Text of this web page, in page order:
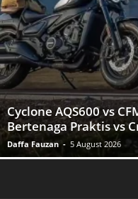
Cyclone AQS600 vs
Bertenaga Praktis vs
Daffa Fauzan - 5 August 2026